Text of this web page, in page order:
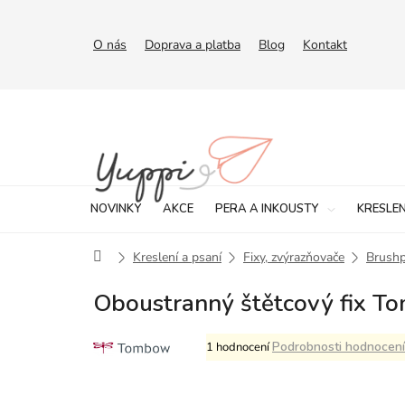
O nás Doprava a platba Blog Kontakt
NOVINKY AKCE PERA A INKOUSTY
DomůKreslení a psaní Fixy, zvýrazňovače
Oboustranný štětcový fix
Průměrné
hodnocení
1 hodnoceníPodrobnosti hodnocení